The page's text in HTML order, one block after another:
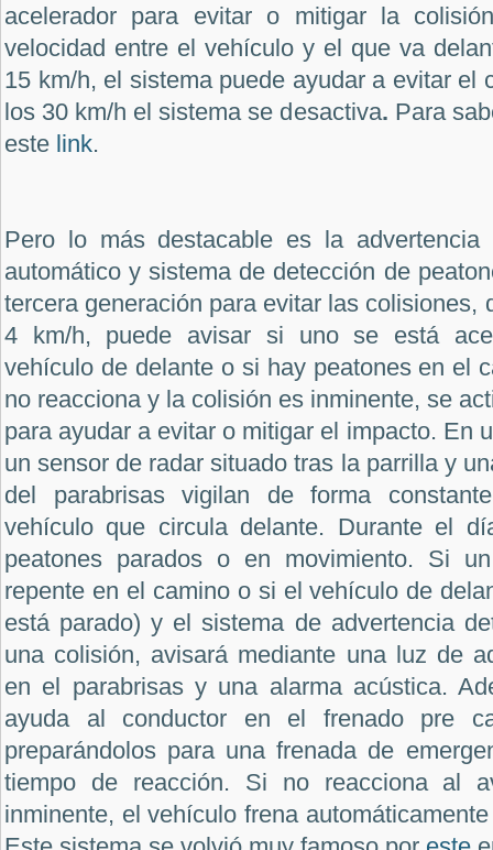
acelerador para evitar o mitigar la
velocidad entre el vehículo y el que va
15 km/h, el sistema puede ayudar a evitar el
los 30 km/h el sistema se desactiva. Para
este link.
Pero lo más destacable es la
automático y sistema de detección de
tercera generación para evitar las colisiones,
4 km/h, puede avisar si uno se está
vehículo de delante o si hay peatones en el
no reacciona y la colisión es inminente, se
para ayudar a evitar o mitigar el impacto. En
un sensor de radar situado tras la parrilla y
del parabrisas vigilan de forma
vehículo que circula delante. Durante el
peatones parados o en movimiento. Si
repente en el camino o si el vehículo de
está parado) y el sistema de advertencia
una colisión, avisará mediante una luz de
en el parabrisas y una alarma acústica.
ayuda al conductor en el frenado pre
preparándolos para una frenada de
tiempo de reacción. Si no reacciona al
inminente, el vehículo frena